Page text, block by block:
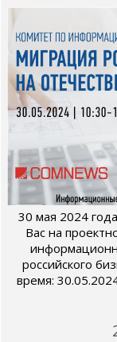
30 мая 2024
Вас на
российского
время: